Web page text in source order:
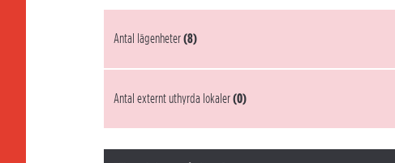
Antal lägenheter(8)
Antal externt uthyrda lokaler(0)